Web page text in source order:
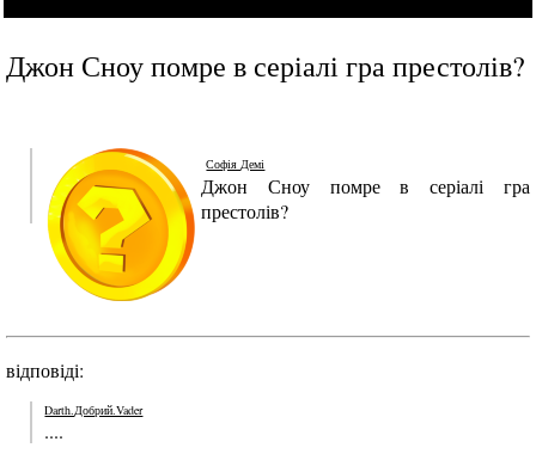
Джон Сноу помре в серіалі гра престолів?
Софія Демі
Джон Сноу помре в серіалі гра
престолів?
відповіді:
Darth.Добрий.Vader
....